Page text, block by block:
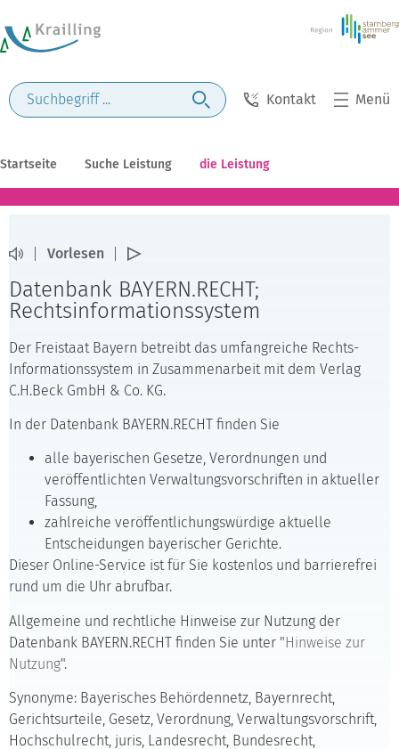
Kontakt Menü
Startseite Suche Leistung die Leistung
Vorlesen
Datenbank BAYERN.RECHT;
Rechtsinformationssystem
Der Freistaat Bayern betreibt das umfangreiche Rechts-
Informationssystem in Zusammenarbeit mit dem Verlag
C.H.Beck GmbH & Co. KG.
In der Datenbank BAYERN.RECHT finden Sie
alle bayerischen Gesetze, Verordnungen und
veröffentlichten Verwaltungsvorschriften in aktueller
Fassung,
zahlreiche veröffentlichungswürdige aktuelle
Entscheidungen bayerischer Gerichte.
Dieser Online-Service ist für Sie kostenlos und barrierefrei
rund um die Uhr abrufbar.
Allgemeine und rechtliche Hinweise zur Nutzung der
Datenbank BAYERN.RECHT finden Sie unter "Hinweise zur
Nutzung".
Synonyme: Bayerisches Behördennetz, Bayernrecht,
Gerichtsurteile, Gesetz, Verordnung, Verwaltungsvorschrift,
Hochschulrecht, juris, Landesrecht, Bundesrecht,